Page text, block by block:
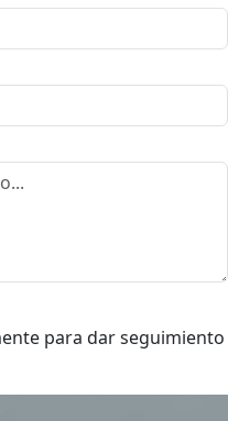
para dar seguimiento